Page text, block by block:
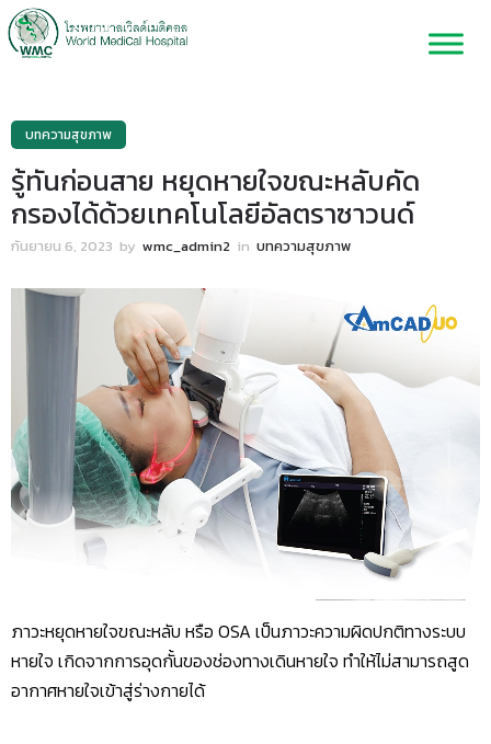
บทความสุขภาพ
รู้ทันก่อนสาย หยุดหายใจขณะหลับคัด
กรองได้ด้วยเทคโนโลยีอัลตราซาวนด์
กันยายน 6, 2023 by wmc_admin2 in บทความสุขภาพ
ภาวะหยุดหายใจขณะหลับ หรือ OSA เป็นภาวะความผิดปกติทางระบบ
หายใจ เกิดจากการอุดกั้นของช่องทางเดินหายใจ ทำให้ไม่สามารถสูด
อากาศหายใจเข้าสู่ร่างกายได้